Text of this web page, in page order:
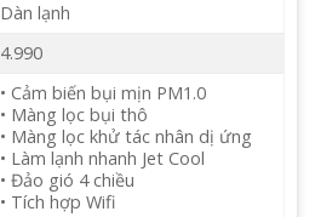
Dàn lạnh
4.990
• Cảm biến bụi mịn PM1.0
• Màng lọc bụi thô
• Màng lọc khử tác nhân dị ứng
• Làm lạnh nhanh Jet Cool
• Đảo gió 4 chiều
• Tích hợp Wifi